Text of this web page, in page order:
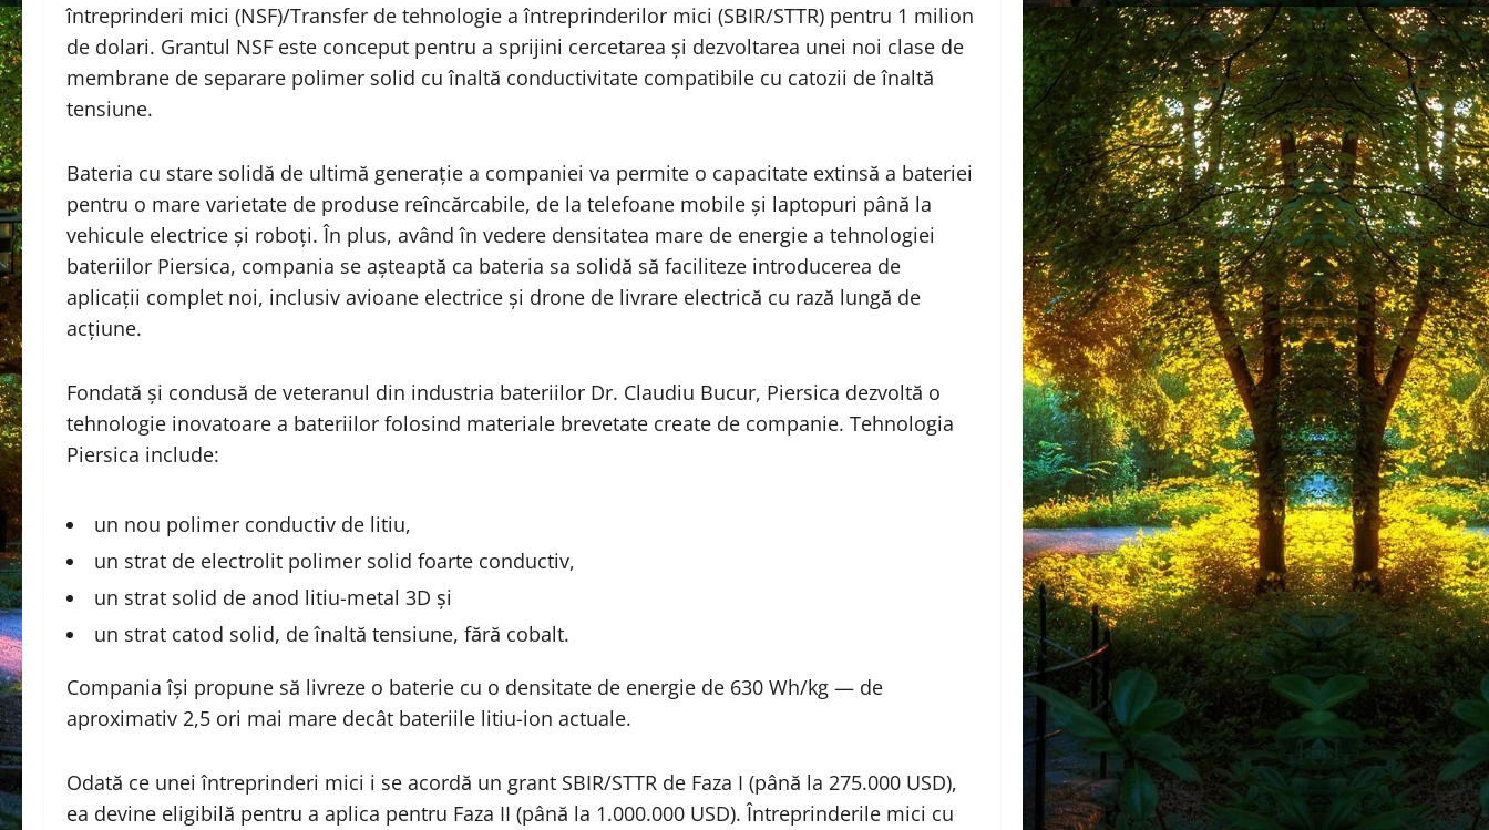
întreprinderi mici (NSF)/Transfer de tehnologie a întreprinderilor mici (SBIR/STTR) pentru 1 milion
de dolari. Grantul NSF este conceput pentru a sprijini cercetarea și dezvoltarea unei noi clase de
membrane de separare polimer solid cu înaltă conductivitate compatibile cu catozii de înaltă
tensiune.
Bateria cu stare solidă de ultimă generație a companiei va permite o capacitate extinsă a bateriei
pentru o mare varietate de produse reîncărcabile, de la telefoane mobile și laptopuri până la
vehicule electrice și roboți. În plus, având în vedere densitatea mare de energie a tehnologiei
bateriilor Piersica, compania se așteaptă ca bateria sa solidă să faciliteze introducerea de
aplicații complet noi, inclusiv avioane electrice și drone de livrare electrică cu rază lungă de
acțiune.
Fondată și condusă de veteranul din industria bateriilor Dr. Claudiu Bucur, Piersica dezvoltă o
tehnologie inovatoare a bateriilor folosind materiale brevetate create de companie. Tehnologia
Piersica include:
un nou polimer conductiv de litiu,
un strat de electrolit polimer solid foarte conductiv,
un strat solid de anod litiu-metal 3D și
un strat catod solid, de înaltă tensiune, fără cobalt.
Compania își propune să livreze o baterie cu o densitate de energie de 630 Wh/kg — de
aproximativ 2,5 ori mai mare decât bateriile litiu-ion actuale.
Odată ce unei întreprinderi mici i se acordă un grant SBIR/STTR de Faza I (până la 275.000 USD),
ea devine eligibilă pentru a aplica pentru Faza II (până la 1.000.000 USD). Întreprinderile mici cu